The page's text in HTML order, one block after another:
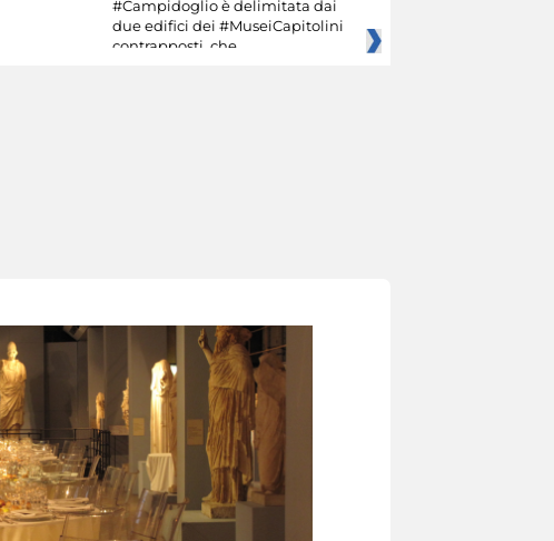
#Campidoglio è delimitata dai
due edifici dei #MuseiCapitolini
contrapposti, che